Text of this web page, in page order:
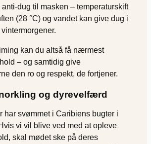
anti-dug til masken – temperaturskift
(28 °C) og vandet kan give dug i
kan du altså få nærmest
– og samtidig give
den ro og respekt, de fortjener.
og dyrevelfærd
har svømmet i Caribiens bugter i
vi vil blive ved med at opleve
skal mødet ske på deres